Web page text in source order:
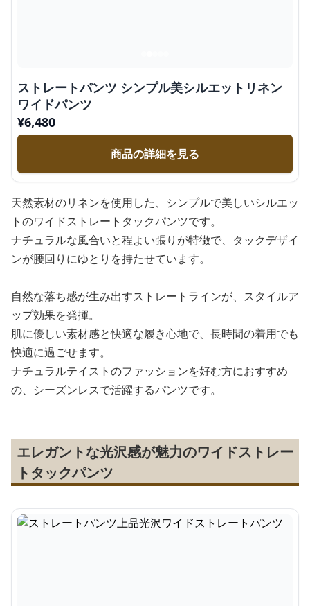
ストレートパンツ シンプル美シルエットリネン
ワイドパンツ
¥6,480
商品の詳細を見る
天然素材のリネンを使用した、シンプルで美しいシルエッ
トのワイドストレートタックパンツです。
ナチュラルな風合いと程よい張りが特徴で、タックデザイ
ンが腰回りにゆとりを持たせています。
自然な落ち感が生み出すストレートラインが、スタイルア
ップ効果を発揮。
肌に優しい素材感と快適な履き心地で、長時間の着用でも
快適に過ごせます。
ナチュラルテイストのファッションを好む方におすすめ
の、シーズンレスで活躍するパンツです。
エレガントな光沢感が魅力のワイドストレー
トタックパンツ